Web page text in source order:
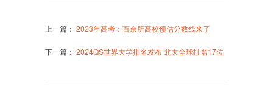
上一篇 ： 2023年高考：百余所高校预估分数线来了
下一篇 ： 2024QS世界大学排名发布 北大全球排名17位